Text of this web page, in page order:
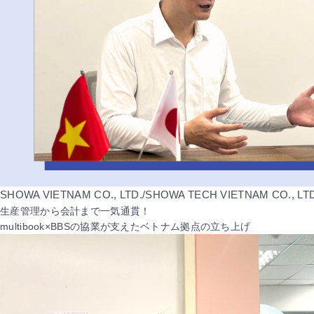
SHOWA VIETNAM CO., LTD./SHOWA TECH VIETNAM CO.,
生産管理から会計まで一気通貫！
multibook×BBSの協業が支えたベトナム拠点の立ち上げ